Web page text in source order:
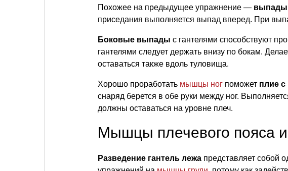
Похожее на предыдущее упражнение — выпады
приседания выполняется выпад вперед. При
Боковые выпады с гантелями способствуют
гантелями следует держать внизу по бокам.
оставаться также вдоль туловища.
Хорошо проработать мышцы ног поможет плие с
снаряд берется в обе руки между ног.
должны оставаться на уровне плеч.
Мышцы плечевого пояса и
Разведение гантель лежа представляет собой